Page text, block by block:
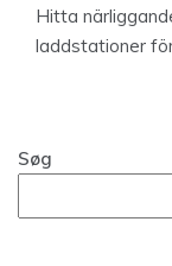
Hitta
laddstationer
Søg